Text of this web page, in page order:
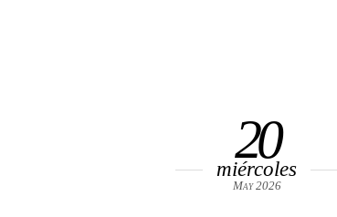
20
miércoles
May 2026